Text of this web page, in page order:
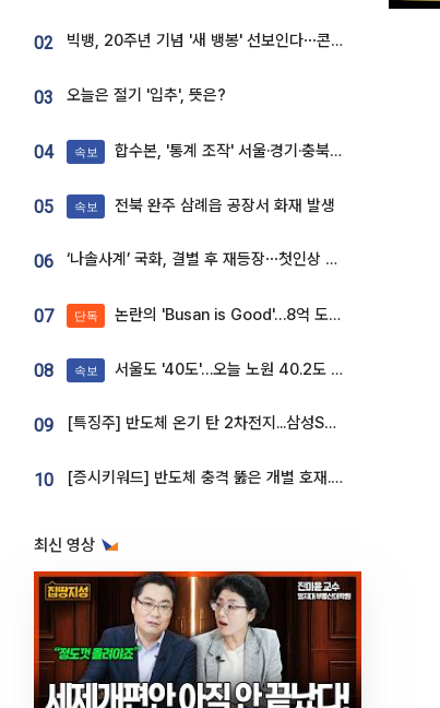
02 빅뱅, 20주년 기념 '새 뱅봉' 선보인다⋯콘서트 앞두고 팝업 개최
03 오늘은 절기 '입추', 뜻은?
04 속보 합수본, '통계 조작' 서울·경기·충북 선관위 등 추가 압수수색
05 속보 전북 완주 삼례읍 공장서 화재 발생
06 ‘나솔사계’ 국화, 결별 후 재등장⋯첫인상 투표 휩쓸고 ‘인기녀’ 등극
07 단독 논란의 'Busan is Good'…8억 도시브랜드, 용산 대통령실 CI 업체가 수행
08 속보 서울도 '40도'…오늘 노원 40.2도 기록
09 [특징주] 반도체 온기 탄 2차전지...삼성SDI, 장 초반 7% 넘게 껑충
10 [증시키워드] 반도체 충격 뚫은 개별 호재...포스코퓨처엠·에코프로·한화솔루션 '눈길'
최신 영상